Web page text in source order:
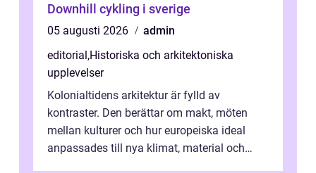
Downhill cykling i sverige
05 augusti 2026
admin
editorial,Historiska och arkitektoniska
upplevelser
Kolonialtidens arkitektur är fylld av
kontraster. Den berättar om makt, möten
mellan kulturer och hur europeiska ideal
anpassades till nya klimat, material och